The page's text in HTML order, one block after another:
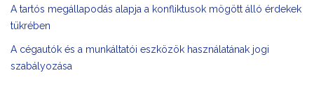
A tartós megállapodás alapja a konfliktusok mögött álló érdekek
tükrében
A cégautók és a munkáltatói eszközök használatának jogi
szabályozása